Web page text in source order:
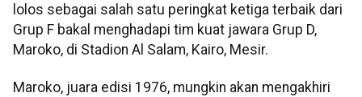
lolos sebagai salah satu peringkat ketiga terbaik dari
Grup F bakal menghadapi tim kuat jawara Grup D,
Maroko, di Stadion Al Salam, Kairo, Mesir.
Maroko, juara edisi 1976, mungkin akan mengakhiri